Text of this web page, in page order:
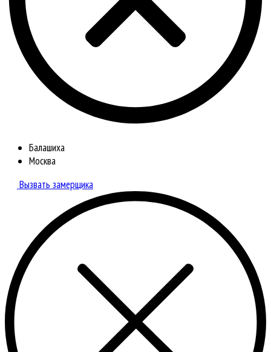
Балашиха
Москва
Вызвать замерщика